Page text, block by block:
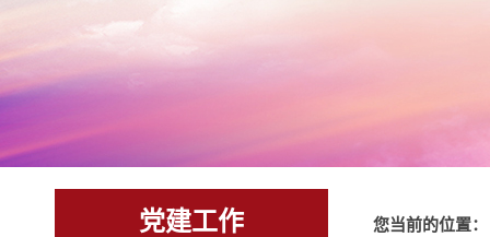
党建工作 您当前的位置：